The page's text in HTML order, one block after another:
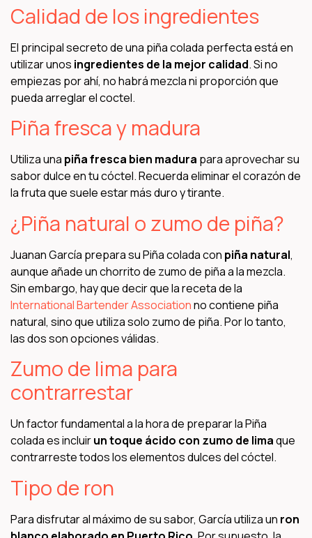
Calidad de los ingredientes
El principal secreto de una piña colada perfecta está en
utilizar unos ingredientes de la mejor calidad. Si no
empiezas por ahí, no habrá mezcla ni proporción que
pueda arreglar el coctel.
Piña fresca y madura
Utiliza una piña fresca bien madura para aprovechar su
sabor dulce en tu cóctel. Recuerda eliminar el corazón de
la fruta que suele estar más duro y tirante.
¿Piña natural o zumo de piña?
Juanan García prepara su Piña colada con piña natural,
aunque añade un chorrito de zumo de piña a la mezcla.
Sin embargo, hay que decir que la receta de la
International Bartender Associationno contiene piña
natural, sino que utiliza solo zumo de piña. Por lo tanto,
las dos son opciones válidas.
Zumo de lima para
contrarrestar
Un factor fundamental a la hora de preparar la Piña
colada es incluirun toque ácido con zumo de limaque
contrarreste todos los elementos dulces del cóctel.
Tipo de ron
Para disfrutar al máximo de su sabor, García utiliza un ron